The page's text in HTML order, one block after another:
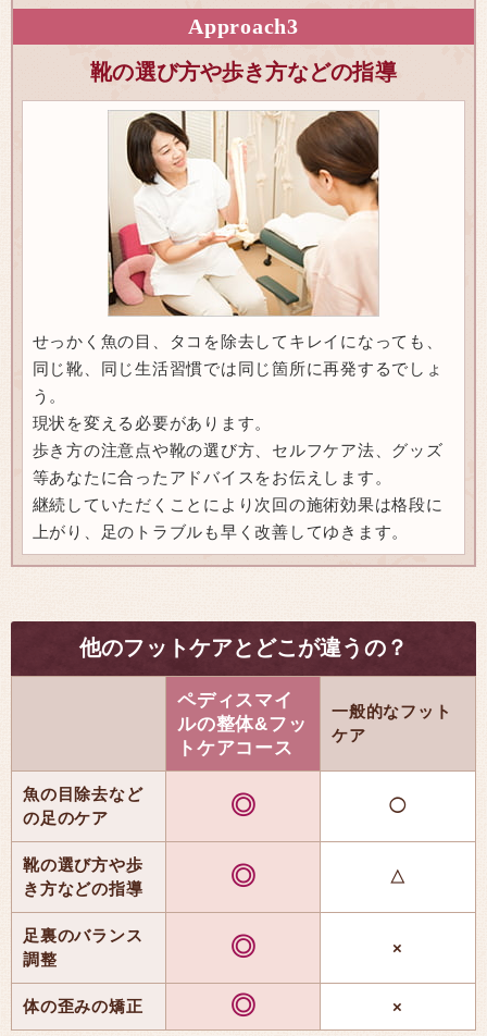
Approach3
靴の選び方や歩き方などの指導
せっかく魚の目、タコを除去してキレイになっても、
同じ靴、同じ生活習慣では同じ箇所に再発するでしょ
う。
現状を変える必要があります。
歩き方の注意点や靴の選び方、セルフケア法、グッズ
等あなたに合ったアドバイスをお伝えします。
継続していただくことにより次回の施術効果は格段に
上がり、足のトラブルも早く改善してゆきます。
他のフットケアとどこが違うの？
ペディスマイ
ルの整体&フッ
トケアコース
一般的なフット
ケア
魚の目除去など
の足のケア
◎ ◯
靴の選び方や歩
き方などの指導
◎ △
足裏のバランス
調整
◎ ×
体の歪みの矯正 ◎ ×